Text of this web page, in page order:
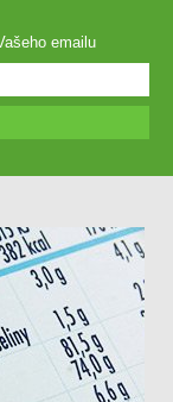
emailu